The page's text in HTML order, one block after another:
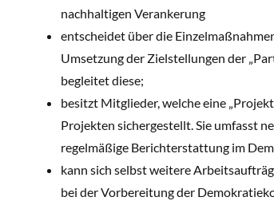
nachhaltigen Verankerung
entscheidet über die
Umsetzung der Zielstellungen der
begleitet diese;
besitzt Mitglieder, welche eine
Projekten sichergestellt. Sie umfasst
regelmäßige Berichterstattung im
kann sich selbst weitere
bei der Vorbereitung der